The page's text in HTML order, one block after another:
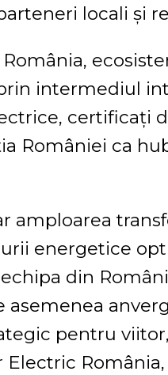
locali și
intermediul
certificați
României ca
amploarea
energetice
din
pentru